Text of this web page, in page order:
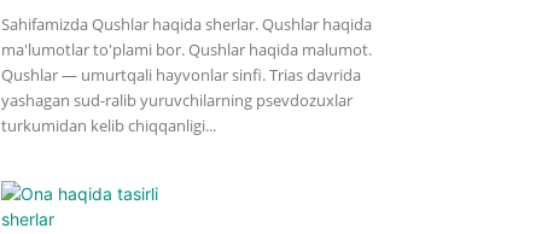
Sahifamizda Qushlar haqida sherlar. Qushlar haqida
ma'lumotlar to'plami bor. Qushlar haqida malumot.
Qushlar — umurtqali hayvonlar sinfi. Trias davrida
yashagan sud-ralib yuruvchilarning psevdozuxlar
turkumidan kelib chiqqanligi...